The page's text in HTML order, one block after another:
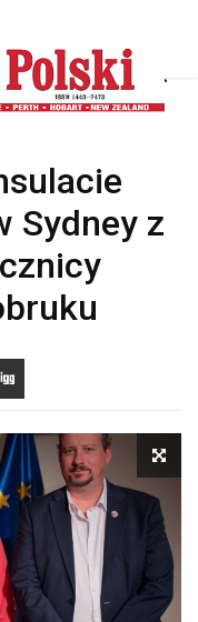
Sydney z